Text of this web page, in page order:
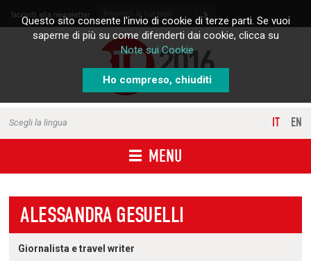
Skip to content
Iscriviti alla newsletter
MENU
Scegli la lingua IT EN
ALESSANDRA GESUELLI
Giornalista e travel writer
Questo sito consente l'invio di cookie di terze parti. Se vuoi
saperne di più su come difenderti dai cookie, clicca su
Note sui Cookie
Ho compreso, chiuditi